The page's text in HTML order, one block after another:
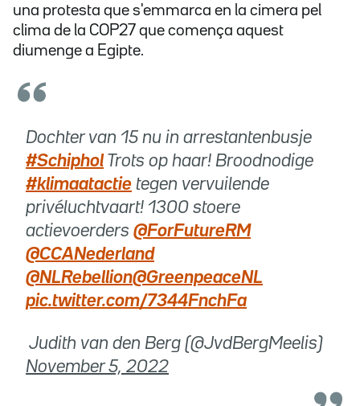
una protesta que s'emmarca en la cimera pel
clima de la COP27 que comença aquest
diumenge a Egipte.
Dochter van 15 nu in arrestantenbusje
#Schiphol Trots op haar! Broodnodige
#klimaatactie tegen vervuilende
privéluchtvaart! 1300 stoere
actievoerders @ForFutureRM
@CCANederland
@NLRebellion@GreenpeaceNL
pic.twitter.com/7344FnchFa
 Judith van den Berg (@JvdBergMeelis)
November 5, 2022